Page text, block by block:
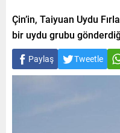
Çin’in, Taiyuan Uydu
bir uydu grubu
Paylaş Tweetle